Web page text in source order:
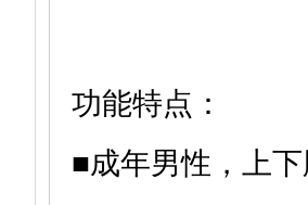
功能特点：
■成年男性，上